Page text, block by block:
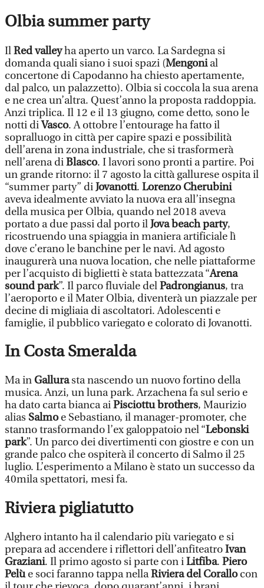
Olbia summer party
IlRed valleyha aperto un varco. La Sardegna si
domanda quali siano i suoi spazi (Mengonial
concertone di Capodanno ha chiesto apertamente,
dal palco, un palazzetto). Olbia si coccola la sua arena
e ne crea un’altra. Quest’anno la proposta raddoppia.
Anzi triplica. Il 12 e il 13 giugno, come detto, sono le
notti diVasco. A ottobre l’entourage ha fatto il
sopralluogo in città per capire spazi e possibilità
dell’arena in zona industriale, che si trasformerà
nell’arena diBlasco. I lavori sono pronti a partire. Poi
un grande ritorno: il 7 agosto la città gallurese ospita il
“summer party” diJovanotti. Lorenzo Cherubini
aveva idealmente avviato la nuova era all’insegna
della musica per Olbia, quando nel 2018 aveva
portato a due passi dal porto ilJova beach party,
ricostruendo una spiaggia in maniera artificiale lì
dove c’erano le banchine per le navi. Ad agosto
inaugurerà una nuova location, che nelle piattaforme
per l’acquisto di biglietti è stata battezzata “Arena
sound park”. Il parco fluviale delPadrongianus, tra
l’aeroporto e il Mater Olbia, diventerà un piazzale per
decine di migliaia di ascoltatori. Adolescenti e
famiglie, il pubblico variegato e colorato di Jovanotti.
In Costa Smeralda
Ma inGallurasta nascendo un nuovo fortino della
musica. Anzi, un luna park. Arzachena fa sul serio e
ha dato carta bianca aiPisciottu brothers, Maurizio
alias Salmoe Sebastiano, il manager-promoter, che
stanno trasformando l’ex galoppatoio nel “Lebonski
park”. Un parco dei divertimenti con giostre e con un
grande palco che ospiterà il concerto di Salmo il 25
luglio. L’esperimento a Milano è stato un successo da
40mila spettatori, mesi fa.
Riviera pigliatutto
Alghero intanto ha il calendario più variegato e si
prepara ad accendere i riflettori dell’anfiteatroIvan
Graziani. Il primo agosto si parte con iLitfiba. Piero
Pelùe soci faranno tappa nellaRiviera del Corallocon